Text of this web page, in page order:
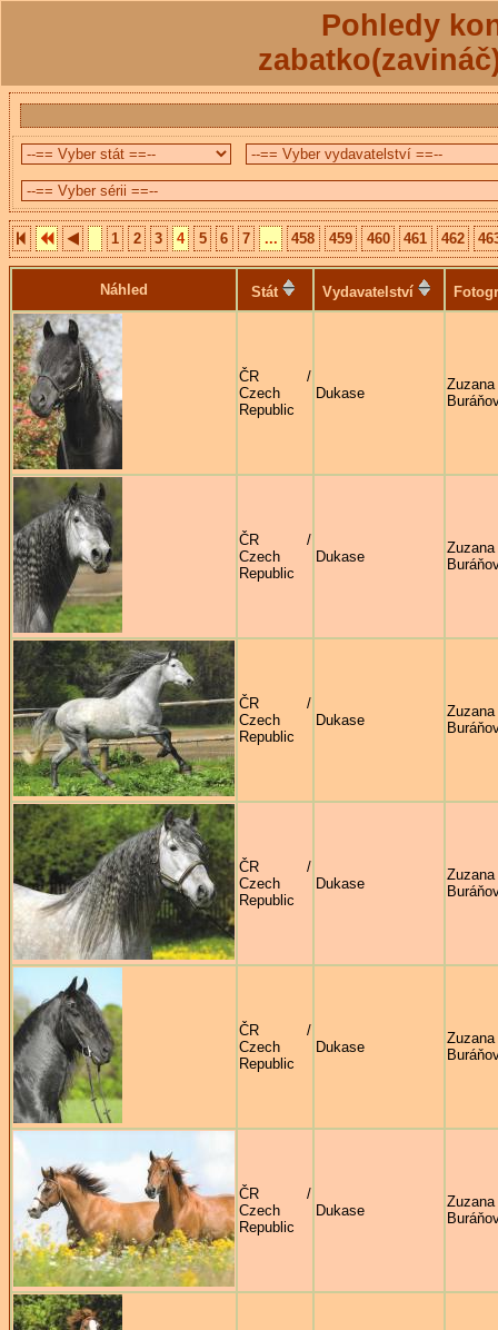
Pohledy
1 2 3 4 5 6 7 ... 458 459 460 461 462
Náhled Stát Vydavatelství
ČR /
Czech
Republic
Dukase
Zuzana
ČR /
Czech
Republic
Dukase
Zuzana
ČR /
Czech
Republic
Dukase
Zuzana
ČR /
Czech
Republic
Dukase
Zuzana
ČR /
Czech
Republic
Dukase
Zuzana
ČR /
Czech
Republic
Dukase
Zuzana